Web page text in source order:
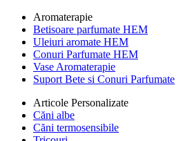
Aromaterapie
Betisoare parfumate HEM
Uleiuri aromate HEM
Conuri Parfumate HEM
Vase Aromaterapie
Suport Bete si Conuri Parfumate
Articole Personalizate
Căni albe
Căni termosensibile